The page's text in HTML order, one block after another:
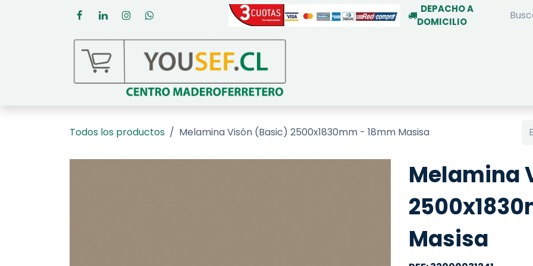
DEPACHO A
DOMICILIO
Todos los productos Melamina Visón (Basic) 2500x1830mm - 18mm Masisa
Melamina
Masisa